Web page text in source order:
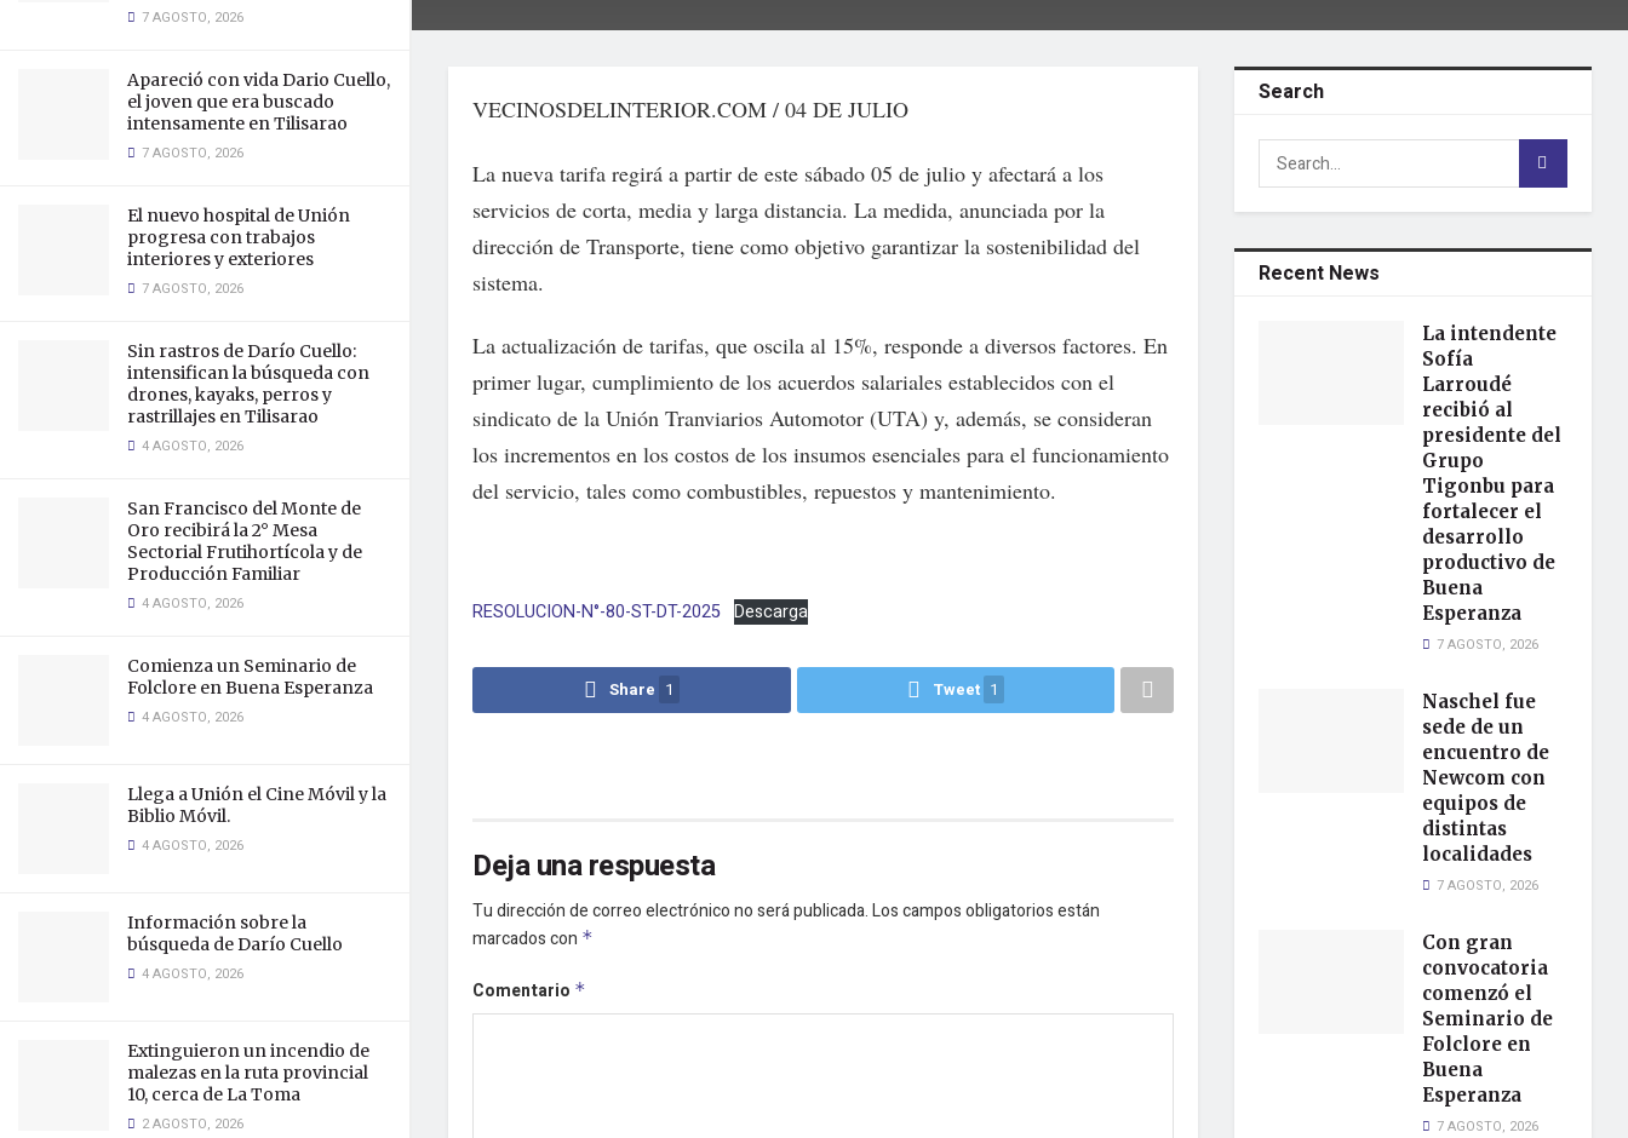
7 AGOSTO, 2026
Apareció con vida Dario Cuello,
el joven que era buscado
intensamente en Tilisarao
7 AGOSTO, 2026
El nuevo hospital de Unión
progresa con trabajos
interiores y exteriores
7 AGOSTO, 2026
Sin rastros de Darío Cuello:
intensifican la búsqueda con
drones, kayaks, perros y
rastrillajes en Tilisarao
4 AGOSTO, 2026
San Francisco del Monte de
Oro recibirá la 2° Mesa
Sectorial Frutihortícola y de
Producción Familiar
4 AGOSTO, 2026
Comienza un Seminario de
Folclore en Buena Esperanza
4 AGOSTO, 2026
Llega a Unión el Cine Móvil y la
Biblio Móvil.
4 AGOSTO, 2026
Información sobre la
búsqueda de Darío Cuello
4 AGOSTO, 2026
Extinguieron un incendio de
malezas en la ruta provincial
10, cerca de La Toma
2 AGOSTO, 2026
VECINOSDELINTERIOR.COM / 04 DE JULIO
La nueva tarifa regirá a partir de este sábado 05 de julio y afectará a los
servicios de corta, media y larga distancia. La medida, anunciada por la
dirección de Transporte, tiene como objetivo garantizar la sostenibilidad del
sistema.
La actualización de tarifas, que oscila al 15%, responde a diversos factores. En
primer lugar, cumplimiento de los acuerdos salariales establecidos con el
sindicato de la Unión Tranviarios Automotor (UTA) y, además, se consideran
los incrementos en los costos de los insumos esenciales para el funcionamiento
del servicio, tales como combustibles, repuestos y mantenimiento.
RESOLUCION-N°-80-ST-DT-2025 Descarga
Share 1 Tweet 1
Deja una respuesta
Tu dirección de correo electrónico no será publicada.Los campos obligatorios están
marcados con *
Comentario *
Search
Recent News
La intendente
Sofía
Larroudé
recibió al
presidente del
Grupo
Tigonbu para
fortalecer el
desarrollo
productivo de
Buena
Esperanza
7 AGOSTO, 2026
Naschel fue
sede de un
encuentro de
Newcom con
equipos de
distintas
localidades
7 AGOSTO, 2026
Con gran
convocatoria
comenzó el
Seminario de
Folclore en
Buena
Esperanza
7 AGOSTO, 2026